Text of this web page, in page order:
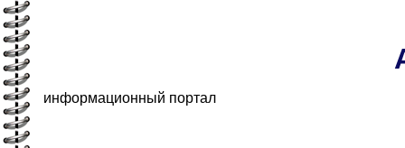
информационный портал